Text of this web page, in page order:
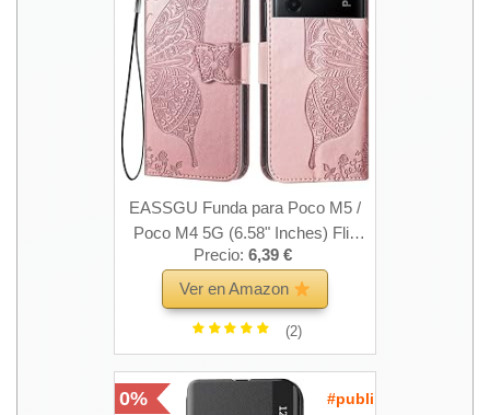
EASSGU Funda para Poco M5 /
Poco M4 5G (6.58" Inches) Flip
Folio Carcasa Magnética de Cuero
para Teléfono con 3 Ranuras para
Tarjetas 1 Wallet, Case - Oro Rosa
Precio: 6,39 €
Ver en Amazon
(2)
0% #publi